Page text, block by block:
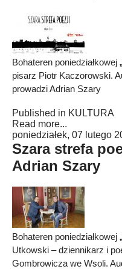
Bohateren poniedziałkowej
pisarz Piotr Kaczorowski.
prowadzi Adrian Szary
Published in KULTURA
Read more...
poniedziałek, 07 lutego
Szara strefa
Adrian Szary
Bohateren poniedziałkowej
Utkowski – dziennikarz i
Gombrowicza we Wsoli.